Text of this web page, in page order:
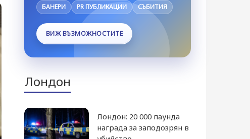
БАНЕРИ PR ПУБЛИКАЦИИ СЪБИТИЯ
ВИЖ ВЪЗМОЖНОСТИТЕ
Лондон
Лондон: 20 000 паунда
награда за заподозрян в